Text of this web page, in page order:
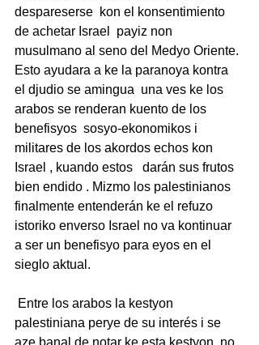
despareserse  kon el konsentimiento
de achetar Israel  payiz non
musulmano al seno del Medyo Oriente.
Esto ayudara a ke la paranoya kontra
el djudio se amingua  una ves ke los
arabos se renderan kuento de los
benefisyos  sosyo-ekonomikos i
militares de los akordos echos kon
Israel , kuando estos   darán sus frutos
bien endido . Mizmo los palestinianos
finalmente entenderán ke el refuzo
istoriko enverso Israel no va kontinuar
a ser un benefisyo para eyos en el
sieglo aktual.
palestiniana perye de su interés i se
aze banal de notar ke esta kestyon  no